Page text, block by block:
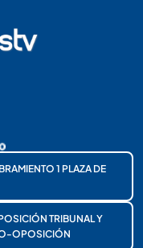
1 PLAZA DE
TRIBUNAL Y
OPOSICIÓN